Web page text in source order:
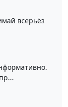
всерьёз